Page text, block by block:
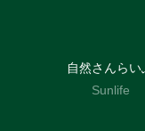
自然さんらい
Sunlife